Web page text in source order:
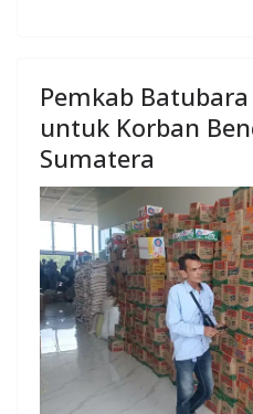
Pemkab
untuk Korban
Sumatera